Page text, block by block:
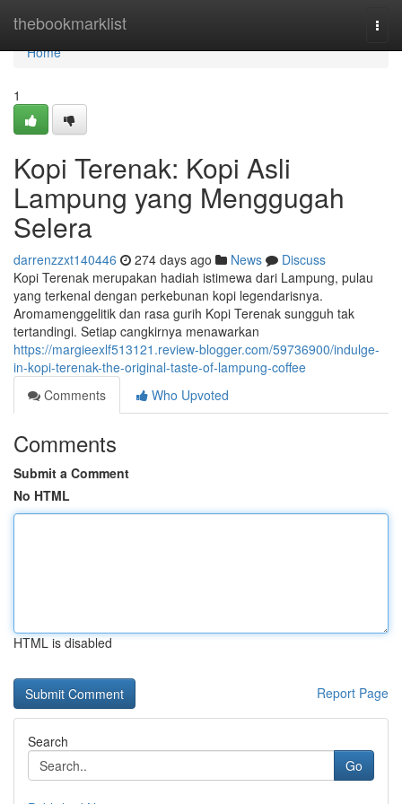
thebookmarklist
Home
Home
1
Kopi Terenak: Kopi Asli
Lampung yang Menggugah
Selera
darrenzzxt140446 274 days ago News
Discuss
Kopi Terenak merupakan hadiah istimewa dari Lampung, pulau
yang terkenal dengan perkebunan kopi legendarisnya.
Aromamenggelitik dan rasa gurih Kopi Terenak sungguh tak
tertandingi. Setiap cangkirnya menawarkan
https://margieexlf513121.review-blogger.com/59736900/indulge-
in-kopi-terenak-the-original-taste-of-lampung-coffee
Comments
Who Upvoted
Comments
Submit a Comment
No HTML
HTML is disabled
Report Page
Search
Go